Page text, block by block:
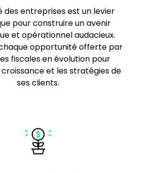
des entreprises est un levier
pour construire un avenir
et opérationnel audacieux.
chaque opportunité offerte par
fiscales en évolution pour
et les stratégies de
ses clients.